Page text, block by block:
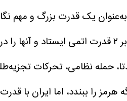
یک قدرت بزرگ و مهم
حمله نظامی، تحرکات
هرمز را ببندد، اما ایران با